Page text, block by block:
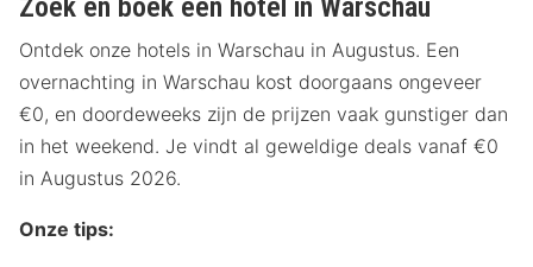
Zoek en boek een hotel in Warschau
Ontdek onze hotels in Warschau in Augustus. Een
overnachting in Warschau kost doorgaans ongeveer
€0, en doordeweeks zijn de prijzen vaak gunstiger dan
in het weekend. Je vindt al geweldige deals vanaf €0
in Augustus 2026.
Onze tips: